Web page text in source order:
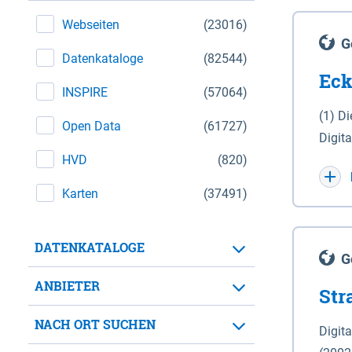
(23016)
Webseiten
(82544)
Datenkataloge
(57064)
INSPIRE
(61727)
Open Data
(820)
HVD
(37491)
Karten
DATENKATALOGE
ANBIETER
NACH ORT SUCHEN
(1)
WGS
für
der in